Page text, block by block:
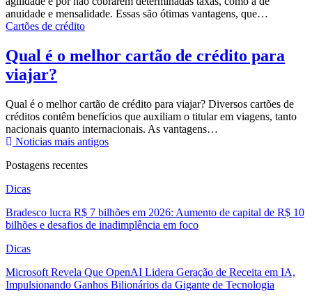
anuidade e mensalidade. Essas são ótimas vantagens, que…
Cartões de crédito
Qual é o melhor cartão de crédito para
viajar?
Qual é o melhor cartão de crédito para viajar? Diversos cartões de
créditos contêm benefícios que auxiliam o titular em viagens, tanto
nacionais quanto internacionais. As vantagens…
Noticias mais antigos
Postagens recentes
Dicas
Bradesco lucra R$ 7 bilhões em 2026: Aumento de capital de R$ 10
bilhões e desafios de inadimplência em foco
Dicas
Microsoft Revela Que OpenAI Lidera Geração de Receita em IA,
Impulsionando Ganhos Bilionários da Gigante de Tecnologia